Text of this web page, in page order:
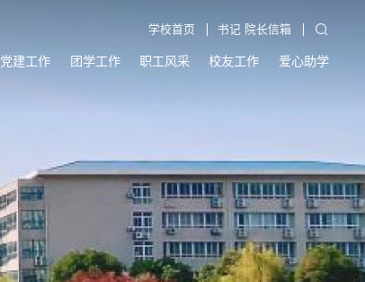
学校首页 书记 院长信箱
党建工作 团学工作 职工风采 校友工作 爱心助学